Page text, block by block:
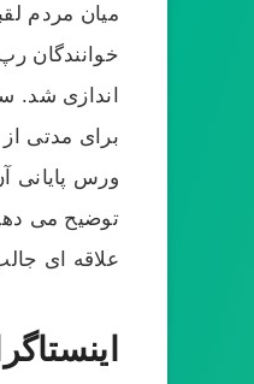
میان مردم
خوانندگان
اندازی شد.
ورس پایانی
توضیح می
علاقه ای